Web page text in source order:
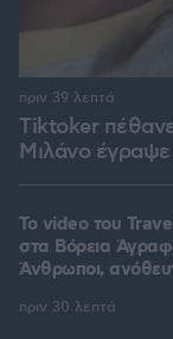
Tiktoker
Μιλάνο
πριν 39 λεπτά
To video του
στα Βόρεια
Άνθρωποι,
πριν 30 λεπτά